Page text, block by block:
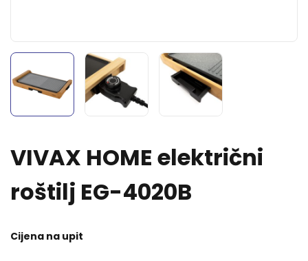
VIVAX HOME električni
roštilj EG-4020B
Cijena na upit